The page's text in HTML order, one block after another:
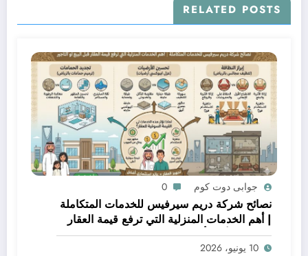
RELATED POSTS
جوابى دوت كوم 0
نصائح شركة دريم سيرفيس للخدمات المتكاملة
| أهم الخدمات المنزلية التي ترفع قيمة العقار
قبل البيع أو التأجير
10 يونيو، 2026